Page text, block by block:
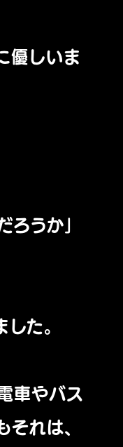
優しいま
ろうか」
た。
車やバス
それは、